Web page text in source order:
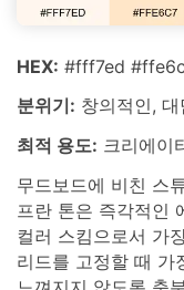
HEX: #fff7ed
분위기: 창의적인,
최적 용도: 크리에이
무드보드에 비친 스
프란 톤은 즉각적인
컬러 스킴으로서 가
리드를 고정할 때 가